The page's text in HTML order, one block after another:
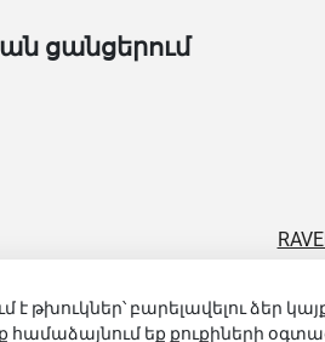
ցանցերում
է թխուկներ՝ բարելավելու ձեր
համաձայնում եք քուքիների